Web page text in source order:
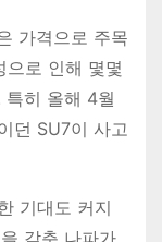
가격으로 주목
으로 인해 몇몇
특히 올해 4월
던 SU7이 사고
기대도 커지